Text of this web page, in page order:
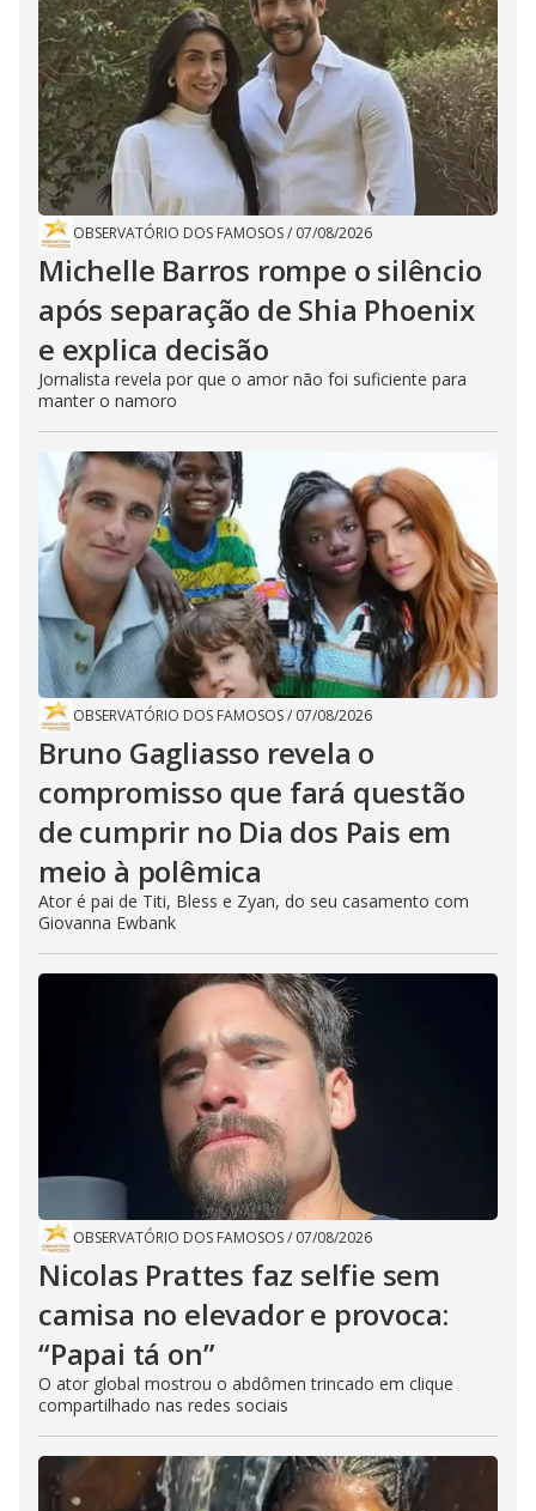
OBSERVATÓRIO DOS FAMOSOS/ 07/08/2026
Michelle Barros rompe o silêncio
após separação de Shia Phoenix
e explica decisão
Jornalista revela por que o amor não foi suficiente para
manter o namoro
OBSERVATÓRIO DOS FAMOSOS/ 07/08/2026
Bruno Gagliasso revela o
compromisso que fará questão
de cumprir no Dia dos Pais em
meio à polêmica
Ator é pai de Titi, Bless e Zyan, do seu casamento com
Giovanna Ewbank
OBSERVATÓRIO DOS FAMOSOS/ 07/08/2026
Nicolas Prattes faz selfie sem
camisa no elevador e provoca:
“Papai tá on”
O ator global mostrou o abdômen trincado em clique
compartilhado nas redes sociais